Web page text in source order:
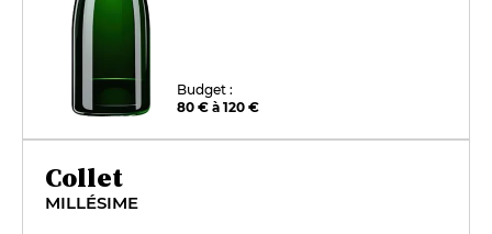
Budget :
80 € à 120 €
Collet
MILLÉSIME